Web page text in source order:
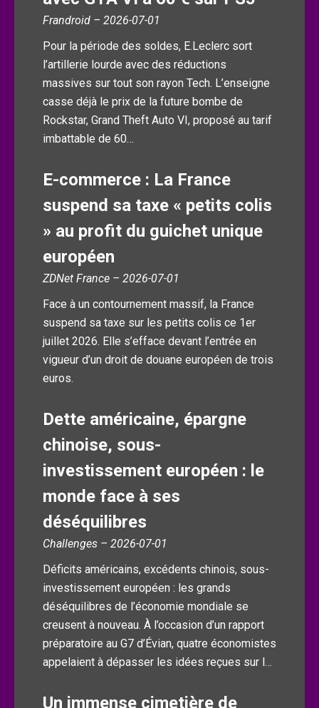
Frandroid – 2026-07-01
Pour la période des soldes, E.Leclerc sort
l’artillerie lourde avec des réductions
massives sur tout son rayon Tech. L’enseigne
casse déjà le prix de la future bombe de
Rockstar, Grand Theft Auto VI, proposé au tarif
imbattable de 60…
E-commerce : La France
suspend sa taxe « petits colis
» au profit du guichet unique
européen
ZDNet France – 2026-07-01
Face à un contournement massif, la France
suspend sa taxe sur les petits colis ce 1er
juillet 2026. Elle s’efface devant l’entrée en
vigueur d’un droit de douane européen de trois
euros.
Dette américaine, épargne
chinoise, sous-
investissement européen : le
monde face à ses
déséquilibres
Challenges – 2026-07-01
Déficits américains, excédents chinois, sous-
investissement européen : les grands
déséquilibres de l’économie mondiale se
creusent à nouveau. À l’occasion d’un rapport
préparatoire au G7 d’Évian, quatre économistes
appelaient à dépasser les idées reçues sur l…
Un immense cimetière de